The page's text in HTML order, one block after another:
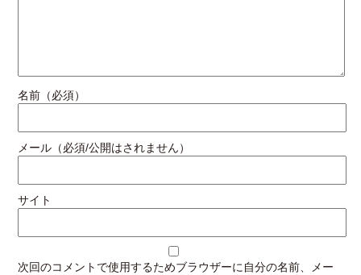
名前（必須）
メール（必須/公開はされません）
サイト
次回のコメントで使用するためブラウザーに自分の名前、メー